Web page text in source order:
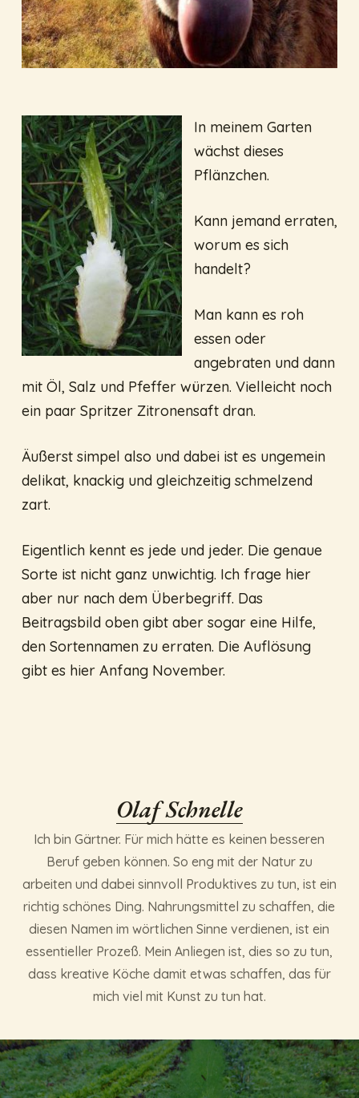
In meinem Garten
wächst dieses
Pflänzchen.
Kann jemand erraten,
worum es sich
handelt?
Man kann es roh
essen oder
angebraten und dann
mit Öl, Salz und Pfeffer würzen. Vielleicht noch
ein paar Spritzer Zitronensaft dran.
Äußerst simpel also und dabei ist es ungemein
delikat, knackig und gleichzeitig schmelzend
zart.
Eigentlich kennt es jede und jeder. Die genaue
Sorte ist nicht ganz unwichtig. Ich frage hier
aber nur nach dem Überbegriff. Das
Beitragsbild oben gibt aber sogar eine Hilfe,
den Sortennamen zu erraten. Die Auflösung
gibt es hier Anfang November.
Olaf Schnelle
Ich bin Gärtner. Für mich hätte es keinen besseren
Beruf geben können. So eng mit der Natur zu
arbeiten und dabei sinnvoll Produktives zu tun, ist ein
richtig schönes Ding. Nahrungsmittel zu schaffen, die
diesen Namen im wörtlichen Sinne verdienen, ist ein
essentieller Prozeß. Mein Anliegen ist, dies so zu tun,
dass kreative Köche damit etwas schaffen, das für
mich viel mit Kunst zu tun hat.